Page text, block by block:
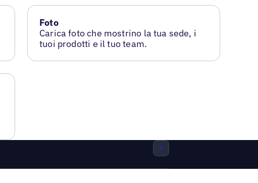
Foto
Carica foto che mostrino la tua sede, i
tuoi prodotti e il tuo team.